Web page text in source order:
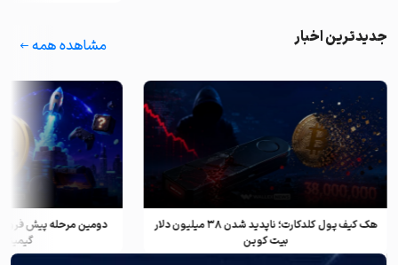
جدیدترین اخبار مشاهده همه
هک کیف پول کلدکارت؛ ناپدید شدن ۳۸ میلیون دلار
بیت کوین
دومین مرحله پیش